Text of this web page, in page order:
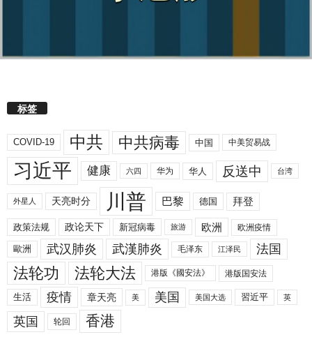
标签
COVID-19 中共 中共病毒 中国 中美贸易战
习近平 健康 六四 华为 华人 反送中 台湾
外星人 天亮时分 川普 巴黎 德国 拜登
政策法规 政论天下 新冠病毒 旅游 欧洲 欧洲疫情
歐洲 武汉肺炎 武漢肺炎 毛泽东 江泽民 法国
法轮功 法轮大法 港版《國安法》 港版国安法
生活 疫情 章天亮 美 美国 美国大选 習近平 英
英国 轮回 香港